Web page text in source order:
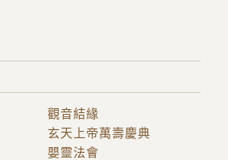
觀音結緣
玄天上帝萬壽慶典
嬰靈法會